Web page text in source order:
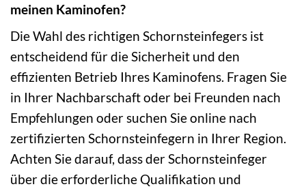
meinen Kaminofen?
Die Wahl des richtigen Schornsteinfegers ist
entscheidend für die Sicherheit und den
effizienten Betrieb Ihres Kaminofens. Fragen Sie
in Ihrer Nachbarschaft oder bei Freunden nach
Empfehlungen oder suchen Sie online nach
zertifizierten Schornsteinfegern in Ihrer Region.
Achten Sie darauf, dass der Schornsteinfeger
über die erforderliche Qualifikation und